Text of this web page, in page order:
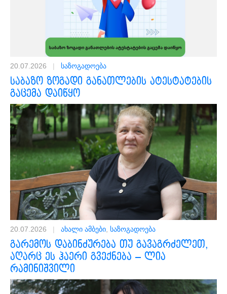
20.07.2026 | საზოგადოება
საბაზო ზოგადი განათლების ატესტატების
გაცემა დაიწყო
20.07.2026 | ახალი ამბები საზოგადოება
გარემოს დაბინძურება თუ გავაგრძელეთ,
აღარც ეს ჰაერი გვექნება – ლია
რამინიშვილი